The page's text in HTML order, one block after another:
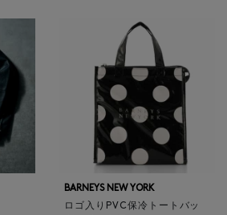
BARNEYS NEW YORK
ロゴ入りPVC保冷トートバッ